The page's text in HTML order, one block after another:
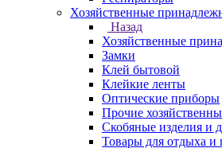
Хозяйственные
Назад
Хозяйственные
Замки
Клей бытовой
Клейкие ленты
Оптические приборы
Прочие
Скобяные изделия и
Товары для отдыха и